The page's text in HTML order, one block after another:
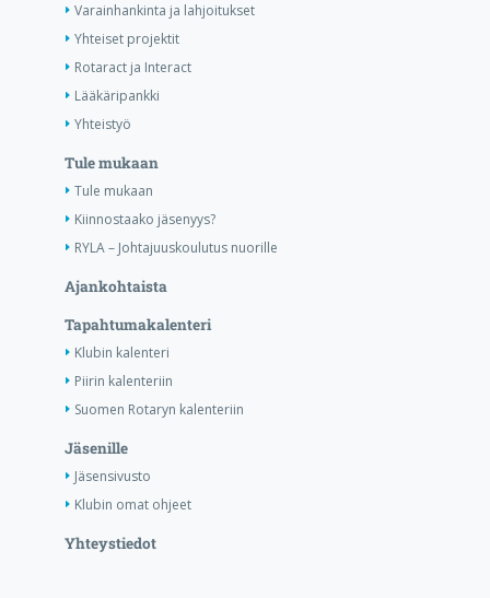
Varainhankinta ja lahjoitukset
Yhteiset projektit
Rotaract ja Interact
Lääkäripankki
Yhteistyö
Tule mukaan
Tule mukaan
Kiinnostaako jäsenyys?
RYLA – Johtajuuskoulutus nuorille
Ajankohtaista
Tapahtumakalenteri
Klubin kalenteri
Piirin kalenteriin
Suomen Rotaryn kalenteriin
Jäsenille
Jäsensivusto
Klubin omat ohjeet
Yhteystiedot